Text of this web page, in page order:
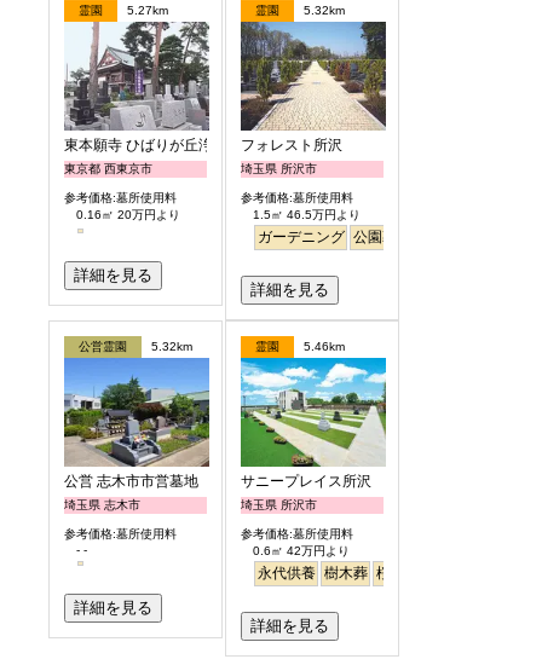
霊園 5.27km
東本願寺 ひばりが丘浄苑
東京都 西東京市
参考価格:墓所使用料
0.16㎡ 20万円より
詳細を見る
霊園 5.32km
フォレスト所沢
埼玉県 所沢市
参考価格:墓所使用料
1.5㎡ 46.5万円より
ガーデニング 公園墓地
詳細を見る
公営霊園 5.32km
公営 志木市市営墓地
埼玉県 志木市
参考価格:墓所使用料
- -
詳細を見る
霊園 5.46km
サニープレイス所沢
埼玉県 所沢市
参考価格:墓所使用料
0.6㎡ 42万円より
永代供養 樹木葬 桜
詳細を見る